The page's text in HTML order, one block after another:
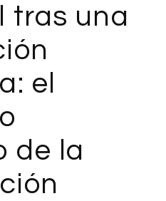
tras una
el
de la